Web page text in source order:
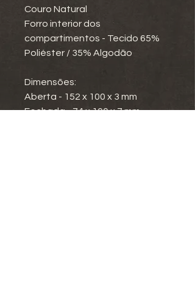
Couro Natural
Forro interior dos
compartimentos - Tecido 65%
Poliéster / 35% Algodão
Dimensões:
Aberta - 152 x 100 x 3 mm
Fechada - 74 x 100 x 7 mm